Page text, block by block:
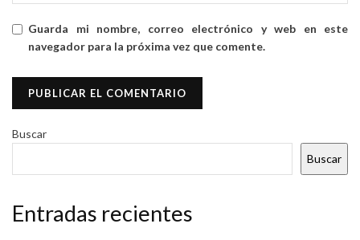
Guarda mi nombre, correo electrónico y web en este
navegador para la próxima vez que comente.
Buscar
Buscar
Entradas recientes